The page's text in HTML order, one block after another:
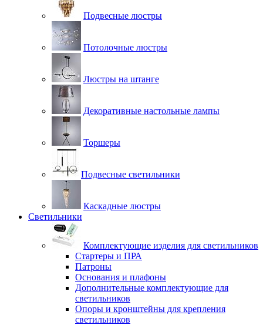
Подвесные люстры
Потолочные люстры
Люстры на штанге
Декоративные настольные лампы
Торшеры
Подвесные светильники
Каскадные люстры
Светильники
Комплектующие изделия для светильников
Стартеры и ПРА
Патроны
Основания и плафоны
Дополнительные комплектующие для
светильников
Опоры и кронштейны для крепления
светильников